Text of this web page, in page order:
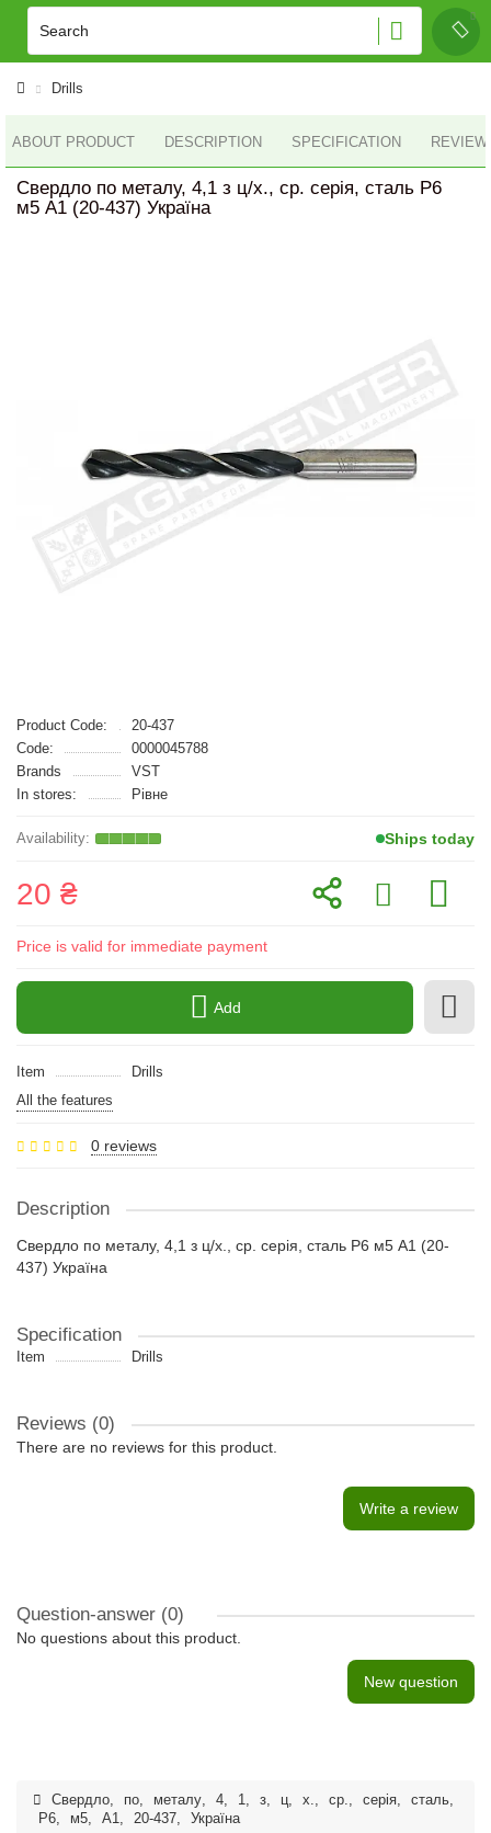
Drills
ABOUT PRODUCT DESCRIPTION SPECIFICATION
Свердло по металу, 4,1 з ц/х., ср. серія, сталь Р6
м5 А1 (20-437) Україна
Product Code:
20-437
Code:
0000045788
Brands
VST
In stores:
Рівне
Ships today
20 ₴
Price is valid for immediate payment
Add
Item
Drills
All the features
0 reviews
Description
Свердло по металу, 4,1 з ц/х., ср. серія, сталь Р6 м5 А1 (20-
437) Україна
Specification
Item Drills
Reviews (0)
There are no reviews for this product.
Write a review
Question-answer (0)
No questions about this product.
New question
Свердло, по, металу, 4, 1, з, ц, х., ср., серія, сталь,
Р6, м5, А1, 20-437, Україна